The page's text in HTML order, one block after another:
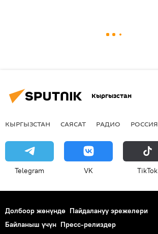
Кыргызстан
КЫРГЫЗСТАН САЯСАТ РАДИО РОССИЯ
Telegram VK ТikТоk
Долбоор жөнүндө Пайдалануу эрежелери
Байланыш үчүн Пресс-релиздер